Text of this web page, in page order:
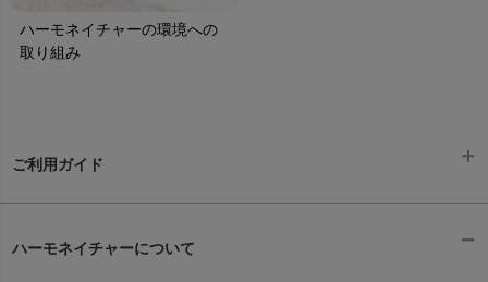
ハーモネイチャーの環境への
取り組み
ご利用ガイド
ハーモネイチャーについて